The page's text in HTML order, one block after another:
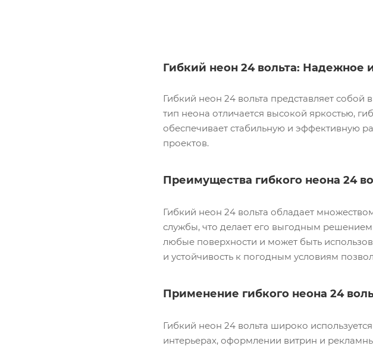
Гибкий неон 24 вольта: Надежное
Гибкий неон 24 вольта представляет
тип неона отличается высокой яркостью,
обеспечивает стабильную и эффективную
проектов.
Преимущества гибкого неона 24
Гибкий неон 24 вольта обладает
службы, что делает его выгодным решением
любые поверхности и может быть
и устойчивость к погодным условиям
Применение гибкого неона 24
Гибкий неон 24 вольта широко
интерьерах, оформлении витрин и